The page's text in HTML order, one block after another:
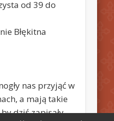
od 39 do
Błękitna
nas przyjąć w
a mają takie
dziś zapisały